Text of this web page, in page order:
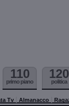
110
primo piano
120
politica
Tv Almanacco